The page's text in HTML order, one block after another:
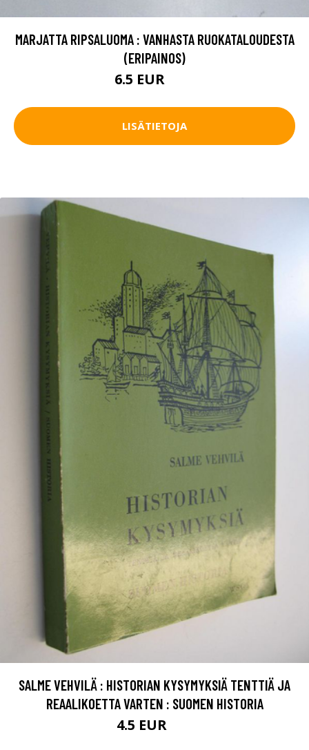
MARJATTA RIPSALUOMA : VANHASTA RUOKATALOUDESTA
(ERIPAINOS)
6.5 EUR
LISÄTIETOJA
SALME VEHVILÄ : HISTORIAN KYSYMYKSIÄ TENTTIÄ JA
REAALIKOETTA VARTEN : SUOMEN HISTORIA
4.5 EUR